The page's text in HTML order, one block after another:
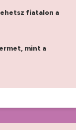
fiatalon a
mint a